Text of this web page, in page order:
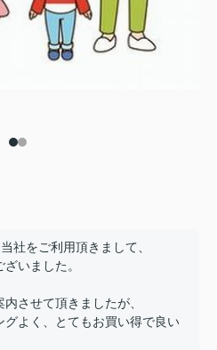
社をご利用頂きまして、
いました。
させて頂きましたが、
グよく、とてもお買い得で良い